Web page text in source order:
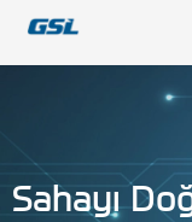
Sahayı